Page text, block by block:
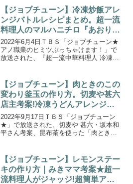
た料理を視聴者が投票するジャッジ企画
です。和・洋・中の超...
【ジョブチューン】冷凍炒飯アレ
ンジバトルレシピまとめ。超一流
料理人のマルハニチロ『あおり炒
めの焼豚炒飯』アレンジ対決!
2022年6月4日ＴＢＳ「ジョブチューン★
アノ職業のヒミツぶっちゃけます！」で
放送された、『超一流中華料理人 冷凍炒
ランビブグルマンに選出された４人の超
一流中華料理人が...
【ジョブチューン】肉ときのこの
変わり釜玉の作り方。切麦や甚六
店主考案!冷凍うどんアレンジレ
シピ。
2022年9月17日ＴＢＳ「ジョブチューン
★」で放送された、切麦や 甚六・坂本和
平さん考案、昆布茶を使った「肉ときの
トル！第２弾』。条件はただひとつ！
「テーブルマークの...
【ジョブチューン】レモンステー
キの作り方｜みきママ考案★超一
流料理人がジャッジ!超簡単アイ